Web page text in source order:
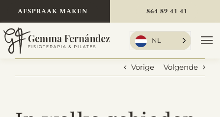
de
inhoud
AFSPRAAK MAKEN 864 89 41 41
NL
Vorige Volgende